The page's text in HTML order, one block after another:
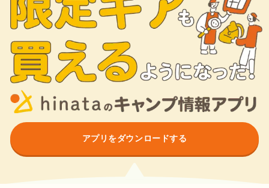
アプリをダウンロードする